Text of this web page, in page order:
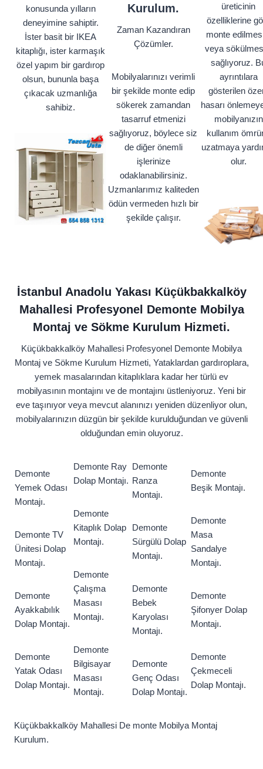
konusunda yılların
deneyimine sahiptir.
İster basit bir IKEA
kitaplığı, ister karmaşık
özel yapım bir gardırop
olsun, bununla başa
çıkacak uzmanlığa
sahibiz.
Kurulum.
Zaman Kazandıran
Çözümler.
Mobilyalarınızı verimli
bir şekilde monte edip
sökerek zamandan
tasarruf etmenizi
sağlıyoruz, böylece siz
de diğer önemli
işlerinize
odaklanabilirsiniz.
Uzmanlarımız kaliteden
ödün vermeden hızlı bir
şekilde çalışır.
üreticinin
özelliklerine
monte
veya
sağlıyoruz.
ayrıntılara
gösterilen
hasarı
mobilyanızın
kullanım
uzatmaya
olur.
İstanbul Anadolu Yakası Küçükbakkalköy
Mahallesi Profesyonel Demonte Mobilya
Montaj ve Sökme Kurulum Hizmeti.
Küçükbakkalköy Mahallesi Profesyonel Demonte Mobilya
Montaj ve Sökme Kurulum Hizmeti, Yataklardan gardıroplara,
yemek masalarından kitaplıklara kadar her türlü ev
mobilyasının montajını ve de montajını üstleniyoruz. Yeni bir
eve taşınıyor veya mevcut alanınızı yeniden düzenliyor olun,
mobilyalarınızın düzgün bir şekilde kurulduğundan ve güvenli
olduğundan emin oluyoruz.
Demonte
Yemek Odası
Montajı.
Demonte TV
Ünitesi Dolap
Montajı.
Demonte
Ayakkabılık
Dolap Montajı.
Demonte
Yatak Odası
Dolap Montajı.
Demonte Ray
Dolap Montajı.
Demonte
Kitaplık Dolap
Montajı.
Demonte
Çalışma
Masası
Montajı.
Demonte
Bilgisayar
Masası
Montajı.
Demonte
Ranza
Montajı.
Demonte
Sürgülü Dolap
Montajı.
Demonte
Bebek
Karyolası
Montajı.
Demonte
Genç Odası
Dolap Montajı.
Demonte
Beşik Montajı.
Demonte
Masa
Sandalye
Montajı.
Demonte
Şifonyer Dolap
Montajı.
Demonte
Çekmeceli
Dolap Montajı.
Küçükbakkalköy Mahallesi De monte Mobilya Montaj
Kurulum.